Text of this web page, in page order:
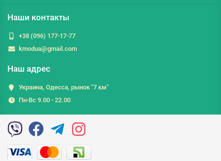
Наши контакты
+38 (096) 177-17-77
kmodua@gmail.com
Наш адрес
Украина, Одесса, рынок "7 км"
Пн-Вс 9.00 - 22.00